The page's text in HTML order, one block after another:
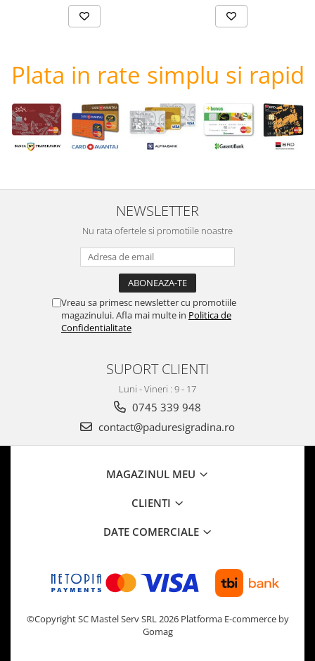
Plata in rate simplu si rapid
NEWSLETTER
Nu rata ofertele si promotiile noastre
Vreau sa primesc newsletter cu promotiile
magazinului. Afla mai multe in Politica de
Confidentialitate
SUPORT CLIENTI
Luni - Vineri : 9 - 17
0745 339 948
contact@paduresigradina.ro
MAGAZINUL MEU
CLIENTI
DATE COMERCIALE
©Copyright SC Mastel Serv SRL 2026 Platforma E-commerce by
Gomag